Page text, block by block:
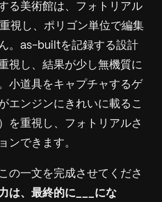
る美術館は、フォトリアル
視し、ポリゴン単位で編集
。as-builtを記録する設計
視し、結果が少し無機質に
小道具をキャプチャするゲ
エンジンにきれいに載るこ
を重視し、フォトリアルさ
ンできます。
の一文を完成させてくださ
は、最終的に___にな